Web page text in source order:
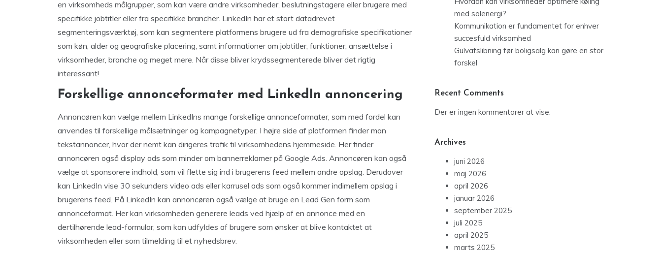
en virksomheds målgrupper, som kan være andre virksomheder, beslutningstagere eller brugere med
specifikke jobtitler eller fra specifikke brancher. LinkedIn har et stort datadrevet
segmenteringsværktøj, som kan segmentere platformens brugere ud fra demografiske specifikationer
som køn, alder og geografiske placering, samt informationer om jobtitler, funktioner, ansættelse i
virksomheder, branche og meget mere. Når disse bliver krydssegmenterede bliver det rigtig
interessant!
Forskellige annonceformater med LinkedIn annoncering
Annoncøren kan vælge mellem LinkedIns mange forskellige annonceformater, som med fordel kan
anvendes til forskellige målsætninger og kampagnetyper. I højre side af platformen finder man
tekstannoncer, hvor der nemt kan dirigeres trafik til virksomhedens hjemmeside. Her finder
annoncøren også display ads som minder om bannerreklamer på Google Ads. Annoncøren kan også
vælge at sponsorere indhold, som vil flette sig ind i brugerens feed mellem andre opslag. Derudover
kan LinkedIn vise 30 sekunders video ads eller karrusel ads som også kommer indimellem opslag i
brugerens feed. På LinkedIn kan annoncøren også vælge at bruge en Lead Gen form som
annonceformat. Her kan virksomheden generere leads ved hjælp af en annonce med en
dertilhørende lead-formular, som kan udfyldes af brugere som ønsker at blive kontaktet at
virksomheden eller som tilmelding til et nyhedsbrev.
med solenergi?
Kommunikation er fundamentet for enhver
succesfuld virksomhed
Gulvafslibning før boligsalg kan gøre en stor
forskel
Recent Comments
Der er ingen kommentarer at vise.
Archives
juni 2026
maj 2026
april 2026
januar 2026
september 2025
juli 2025
april 2025
marts 2025